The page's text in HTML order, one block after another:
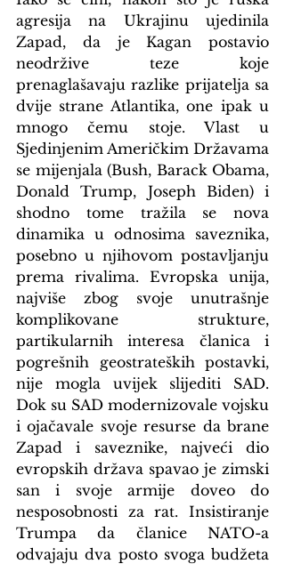
agresija na Ukrajinu ujedinila
Zapad, da je Kagan postavio
neodržive teze koje
prenaglašavaju razlike prijatelja sa
dvije strane Atlantika, one ipak u
mnogo čemu stoje.
Vlast u
Sjedinjenim Američkim Državama
se mijenjala (Bush, Barack Obama,
Donald Trump, Joseph Biden) i
shodno tome tražila se nova
dinamika u odnosima saveznika,
posebno u njihovom postavljanju
prema rivalima. Evropska unija,
najviše zbog svoje unutrašnje
komplikovane strukture,
partikularnih interesa članica i
pogrešnih geostrateških postavki,
nije mogla uvijek slijediti SAD.
Dok su SAD modernizovale vojsku
i ojačavale svoje resurse da brane
Zapad i saveznike, najveći dio
evropskih država spavao je zimski
san i svoje armije doveo do
nesposobnosti za rat. Insistiranje
Trumpa da članice NATO-a
odvajaju dva posto svoga budžeta